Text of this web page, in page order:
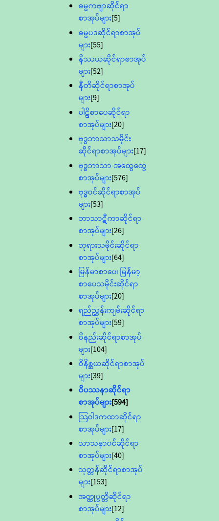
ဓမ္မကဗျာဆိုင်ရာ
စာအုပ်များ[5]
ဓမ္မပဒဆိုင်ရာစာအုပ်
များ[55]
နိဿယဆိုင်ရာစာအုပ်
များ[52]
နီတိဆိုင်ရာစာအုပ်
များ[9]
ပါဠိစာပေဆိုင်ရာ
စာအုပ်များ[20]
ဗုဒ္ဓဘာသာသမိုင်း
ဆိုင်ရာစာအုပ်များ[17]
ဗုဒ္ဓဘာသာ-အထွေထွေ
စာအုပ်များ[576]
ဗုဒ္ဓဝင်ဆိုင်ရာစာအုပ်
များ[53]
ဘာသာဋီကာဆိုင်ရာ
စာအုပ်များ[26]
ဘုရားသမိုင်းဆိုင်ရာ
စာအုပ်များ[64]
မြန်မာစာပေ၊ မြန်မာ့
စာပေသမိုင်းဆိုင်ရာ
စာအုပ်များ[20]
ရည်ညွှန်းကျမ်းဆိုင်ရာ
စာအုပ်များ[59]
ဝိနည်းဆိုင်ရာစာအုပ်
များ[104]
ဝိနိစ္ဆယဆိုင်ရာစာအုပ်
များ[39]
ဝိပဿနာဆိုင်ရာ
စာအုပ်များ[594]
သြဝါဒကထာဆိုင်ရာ
စာအုပ်များ[17]
သာသနာ၀င်ဆိုင်ရာ
စာအုပ်များ[40]
သုတ္တန်ဆိုင်ရာစာအုပ်
များ[153]
အတ္ထုပ္ပတ္တိဆိုင်ရာ
စာအုပ်များ[12]